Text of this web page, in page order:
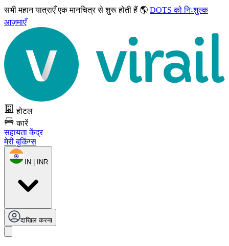
सभी महान यात्राएँएक मानचित्र से शुरू होती हैं 🌎 DOTS को निःशुल्क
आज़माएँ
होटल
कारें
सहायता केंद्र
मेरी बुकिंग्स
IN | INR
दाखिल करना